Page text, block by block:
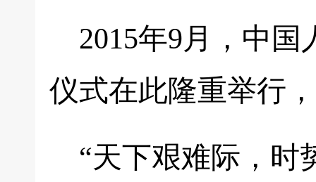
2015年9月，中
仪式在此隆重举行
“天下艰难际，时